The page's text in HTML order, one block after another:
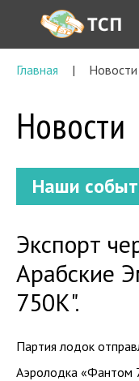
Главная Новости
Новости
Наши
Экспорт
Арабские
750К".
Партия лодок
Аэролодка «Фантом